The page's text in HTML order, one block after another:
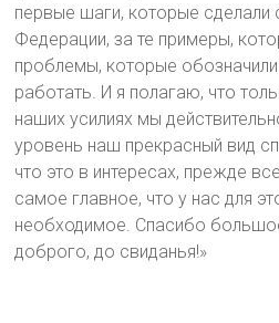
первые шаги, которые сделали
Федерации, за те примеры,
проблемы, которые
работать. И я полагаю, что
наших усилиях мы
уровень наш прекрасный вид
что это в интересах, прежде
самое главное, что у нас для
необходимое. Спасибо
доброго, до свиданья!»